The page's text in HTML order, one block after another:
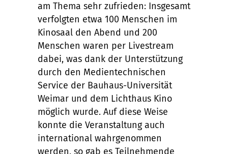
am Thema sehr zufrieden: Insgesamt
verfolgten etwa 100 Menschen im
Kinosaal den Abend und 200
Menschen waren per Livestream
dabei, was dank der Unterstützung
durch den Medientechnischen
Service der Bauhaus-Universität
Weimar und dem Lichthaus Kino
möglich wurde. Auf diese Weise
konnte die Veranstaltung auch
international wahrgenommen
werden, so gab es Teilnehmende